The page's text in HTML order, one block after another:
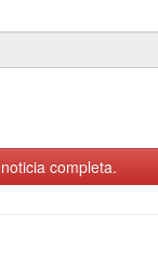
completa.